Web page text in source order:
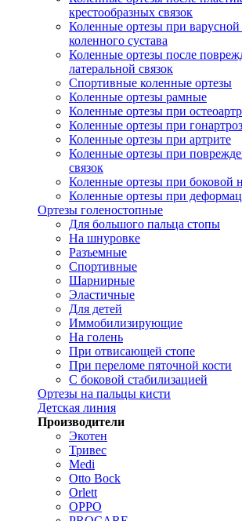
крестообразных связок
Коленные ортезы при
коленного сустава
Коленные ортезы после
латеральной связок
Спортивные коленные ортезы
Коленные ортезы рамные
Коленные ортезы при
Коленные ортезы при
Коленные ортезы при артрите
Коленные ортезы при
связок
Коленные ортезы при боковой
Коленные ортезы при
Ортезы голеностопные
Для большого пальца стопы
На шнуровке
Разъемные
Спортивные
Шарнирные
Эластичные
Для детей
Иммобилизирующие
На голень
При отвисающей стопе
При переломе пяточной кости
С боковой стабилизацией
Ортезы на пальцы кисти
Детская линия
Производители
Экотен
Тривес
Medi
Otto Bock
Orlett
OPPO